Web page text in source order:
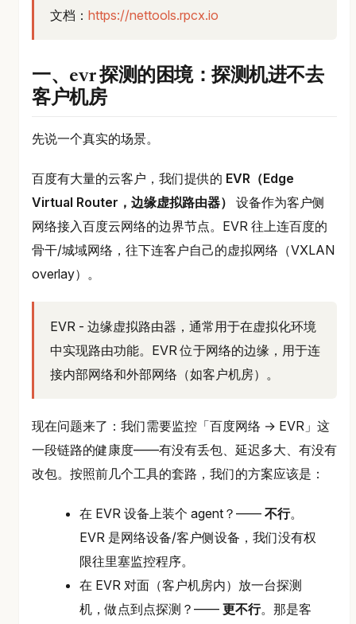
文档： https://nettools.rpcx.io
一、evr 探测的困境：探测机进不去
客户机房
先说一个真实的场景。
百度有大量的云客户，我们提供的 EVR（Edge
Virtual Router，边缘虚拟路由器）
设备作为客户侧
网络接入百度云网络的边界节点。EVR 往上连百度的
骨干/城域网络，往下连客户自己的虚拟网络（VXLAN
overlay）。
EVR - 边缘虚拟路由器，通常用于在虚拟化环境
中实现路由功能。EVR 位于网络的边缘，用于连
接内部网络和外部网络（如客户机房）。
现在问题来了：我们需要监控「百度网络 → EVR」这
一段链路的健康度——有没有丢包、延迟多大、有没有
改包。按照前几个工具的套路，我们的方案应该是：
在 EVR 设备上装个 agent？—— 不行。
EVR 是网络设备/客户侧设备，我们没有权
限往里塞监控程序。
在 EVR 对面（客户机房内）放一台探测
机，做点到点探测？—— 更不行。那是客